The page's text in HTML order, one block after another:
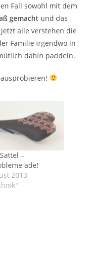
Fall sowohl mit dem
gemacht und das
alle verstehen die
Familie irgendwo in
dahin paddeln.
–
ade!
2013